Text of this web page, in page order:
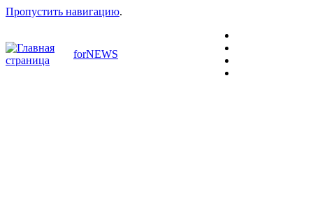
Пропустить навигацию.
forNEWS